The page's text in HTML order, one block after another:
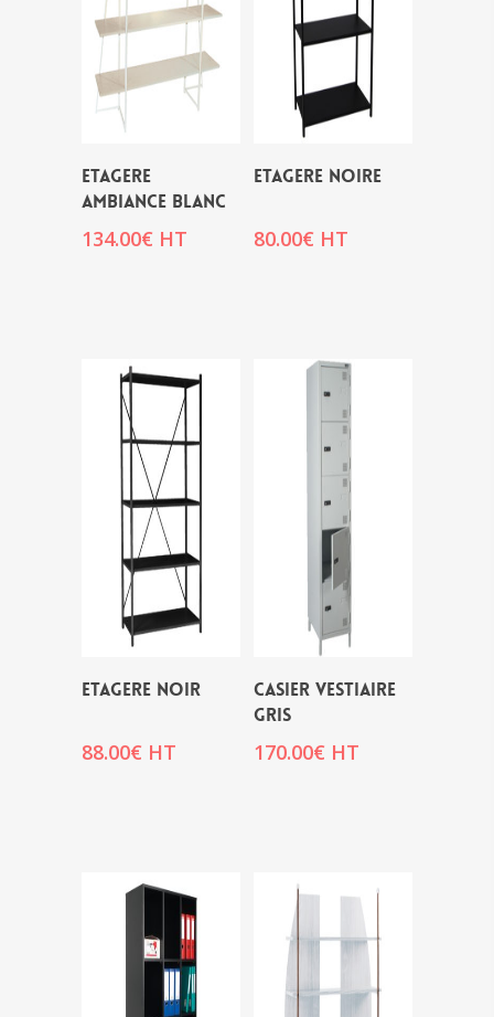
ETAGERE
AMBIANCE BLANC
134.00€ HT
ETAGERE NOIRE
80.00€ HT
ETAGERE NOIR
88.00€ HT
CASIER VESTIAIRE
GRIS
170.00€ HT